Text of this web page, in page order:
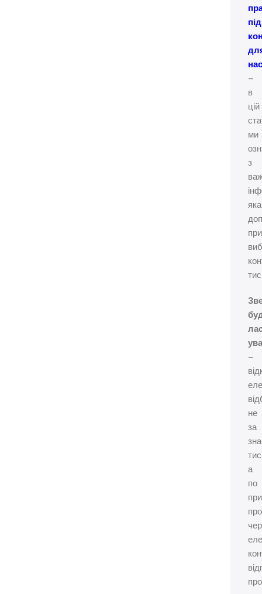
–
в
цій
ми
з
яка
при
–
не
за
а
по